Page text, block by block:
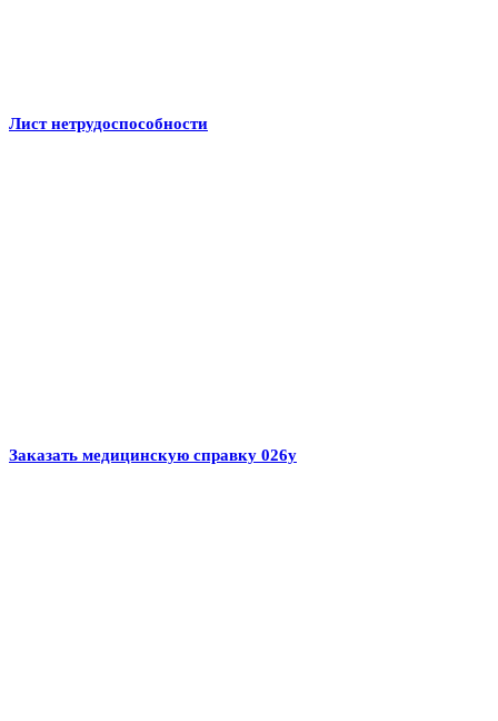
Лист нетрудоспособности
Заказать медицинскую справку 026у